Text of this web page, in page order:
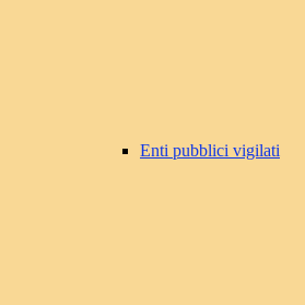
Enti pubblici vigilati